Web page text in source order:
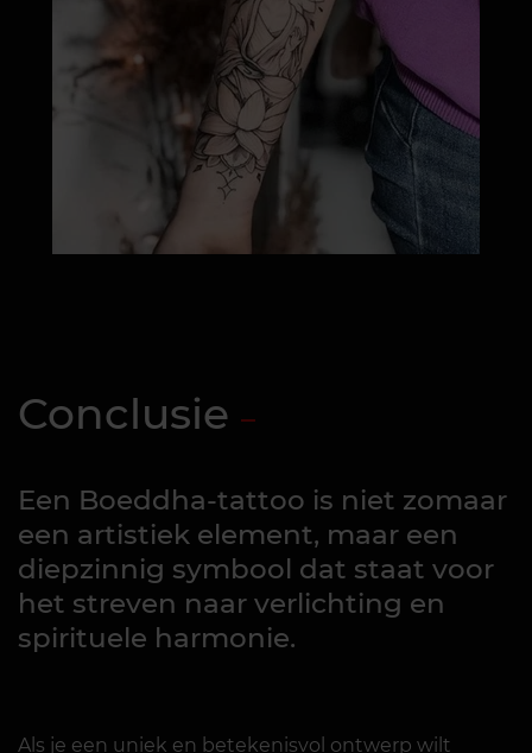
Conclusie
Een Boeddha-tattoo is niet zomaar
een artistiek element, maar een
diepzinnig symbool dat staat voor
het streven naar verlichting en
spirituele harmonie.
Als je een uniek en betekenisvol ontwerp wilt